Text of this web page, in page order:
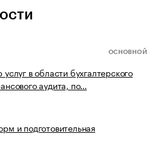
ОСНОВНОЙ
в области бухгалтерского
аудита, по…
и подготовительная